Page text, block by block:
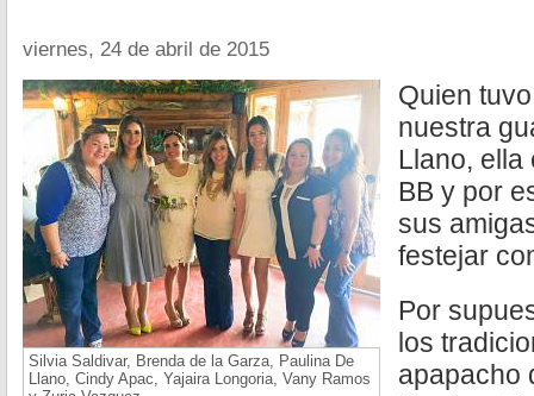
viernes, 24 de abril de 2015
Silvia Saldivar, Brenda de la Garza, Paulina De
Llano, Cindy Apac, Yajaira Longoria, Vany Ramos
Quien
nuestra
Llano, ella
BB y por
sus
festejar
Por
los
apapacho